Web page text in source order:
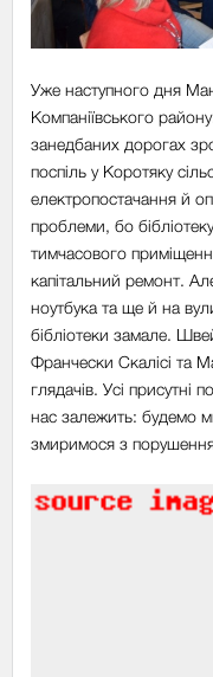
Уже наступного дня
Компаніївського
занедбаних дорогах
поспіль у Коротяку
електропостачання й
проблеми, бо
тимчасового
капітальний ремонт.
ноутбука та ще й на
бібліотеки замале.
Франчески Скалісі та
глядачів. Усі
нас залежить: будемо
змиримося з